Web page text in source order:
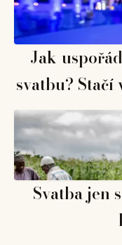
Jak
svatbu?
Svatba jen